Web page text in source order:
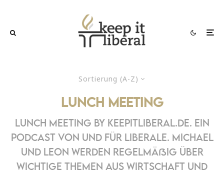
Sortierung (A-Z)
Lunch Meeting
Lunch Meeting by keepitliberal.de. Ein
Podcast von und für Liberale. Michael
und Leon werden regelmäßig über
wichtige Themen aus Wirtschaft und